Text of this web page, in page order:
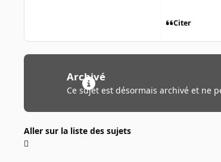
Citer
Archivé
Ce sujet est désormais archivé et ne
Aller sur la liste des sujets